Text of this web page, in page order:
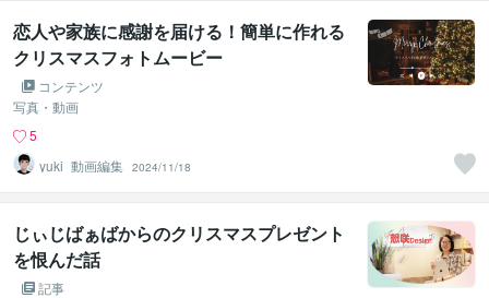
恋人や家族に感謝を届ける！簡単に作れる
クリスマスフォトムービー
コンテンツ
写真・動画
5
yuki_動画編集 2024/11/18
じぃじばぁばからのクリスマスプレゼント
を恨んだ話
記事